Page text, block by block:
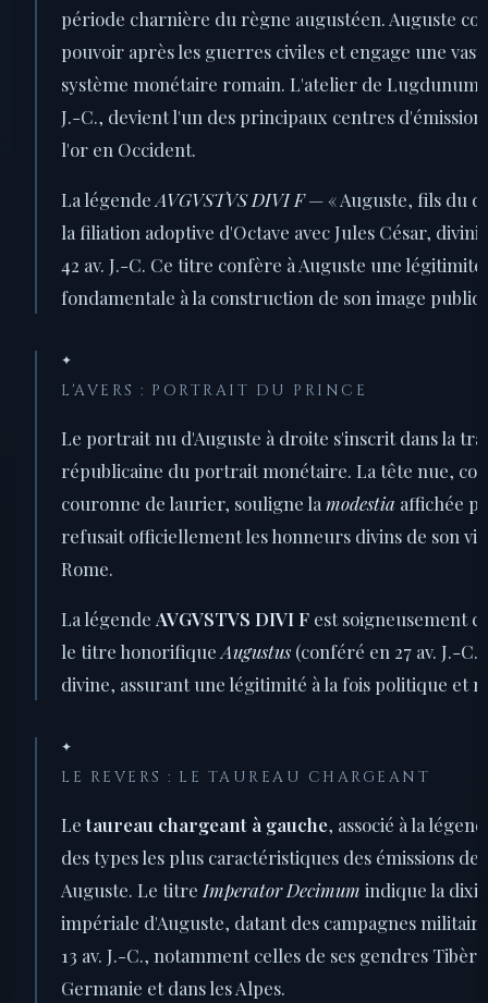
période charnière du règne augustéen. Auguste
pouvoir après les guerres civiles et engage une
système monétaire romain. L'atelier de Lugdunum,
J.-C., devient l'un des principaux centres
l'or en Occident.
La légendeAVGVSTVS DIVI F— « Auguste, fils du
la filiation adoptive d'Octave avec Jules César,
42 av. J.-C. Ce titre confère à Auguste une
fondamentale à la construction de son image
✦
L'AVERS : PORTRAIT DU PRINCE
Le portrait nu d'Auguste à droite s'inscrit dans la
républicaine du portrait monétaire. La tête nue,
couronne de laurier, souligne lamodestia affichée
refusait officiellement les honneurs divins de son
Rome.
La légende AVGVSTVS DIVI F est soigneusement
le titre honorifiqueAugustus (conféré en 27 av. J.-
divine, assurant une légitimité à la fois politique et
✦
LE REVERS : LE TAUREAU CHARGEANT
Letaureau chargeant à gauche, associé à la
des types les plus caractéristiques des émissions
Auguste. Le titreImperator Decimum indique la
impériale d'Auguste, datant des campagnes
13 av. J.-C., notamment celles de ses gendres
Germanie et dans les Alpes.